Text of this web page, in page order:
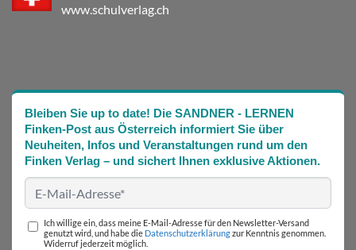
www.schulverlag.ch
Bleiben Sie up to date! Die SANDNER - LERNEN
Finken-Post aus Österreich informiert Sie über
Neuheiten, Infos und Veranstaltungen rund um den
Finken Verlag – und sichert Ihnen exklusive Aktionen.
Ich willige ein, dass meine E-Mail-Adresse für den Newsletter-Versand
genutzt wird, und habe die Datenschutzerklärungzur Kenntnis genommen.
Widerruf jederzeit möglich.